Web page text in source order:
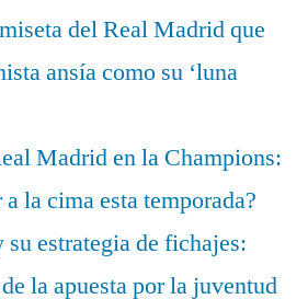
del Real Madrid que
ansía como su ‘luna
Madrid en la Champions:
la cima esta temporada?
estrategia de fichajes:
la apuesta por la juventud